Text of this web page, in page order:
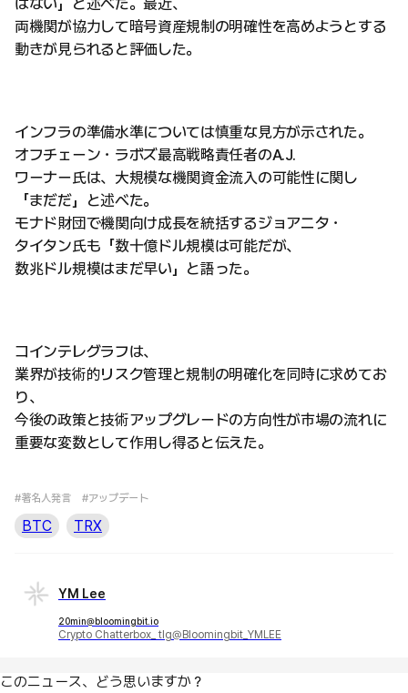
両機関が協力して暗号資産規制の明確性を高めようとする
動きが見られると評価した。
インフラの準備水準については慎重な見方が示された。
オフチェーン・ラボズ最高戦略責任者のA.J.
ワーナー氏は、大規模な機関資金流入の可能性に関し
「まだだ」と述べた。
モナド財団で機関向け成長を統括するジョアニタ・
タイタン氏も「数十億ドル規模は可能だが、
数兆ドル規模はまだ早い」と語った。
コインテレグラフは、
業界が技術的リスク管理と規制の明確化を同時に求めてお
り、
今後の政策と技術アップグレードの方向性が市場の流れに
重要な変数として作用し得ると伝えた。
#著名人発言 #アップデート
BTC TRX
YM Lee
20min@bloomingbit.io
Crypto Chatterbox_ tlg@Bloomingbit_YMLEE
このニュース、どう思いますか？